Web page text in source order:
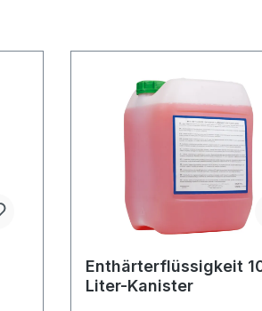
Enthärterflüssigkeit
Liter-Kanister